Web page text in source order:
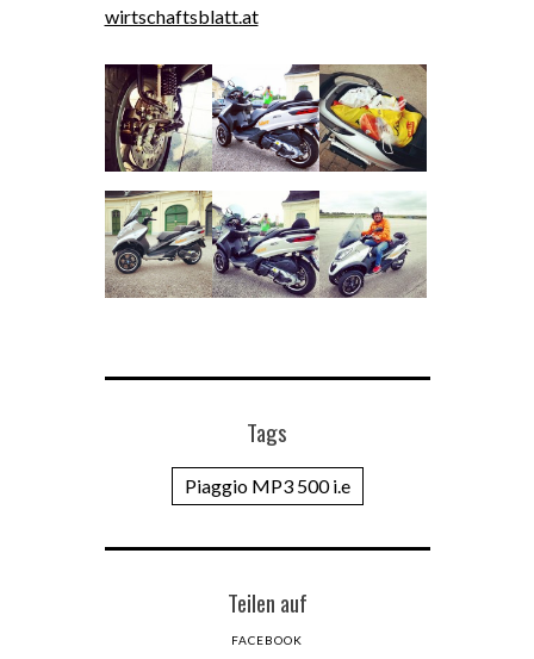
wirtschaftsblatt.at
Tags
Piaggio MP3 500 i.e
Teilen auf
FACEBOOK